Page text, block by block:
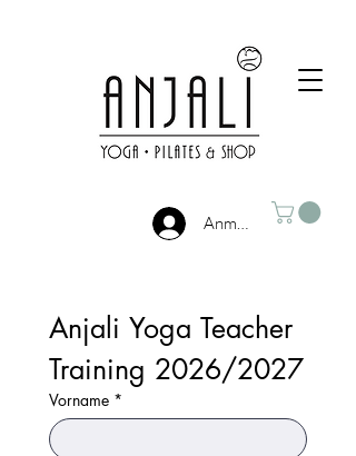
Anmelden
Anjali Yoga Teacher
Training 2026/2027
Vorname *